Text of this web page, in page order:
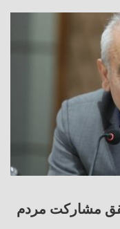
مشارکت مردم